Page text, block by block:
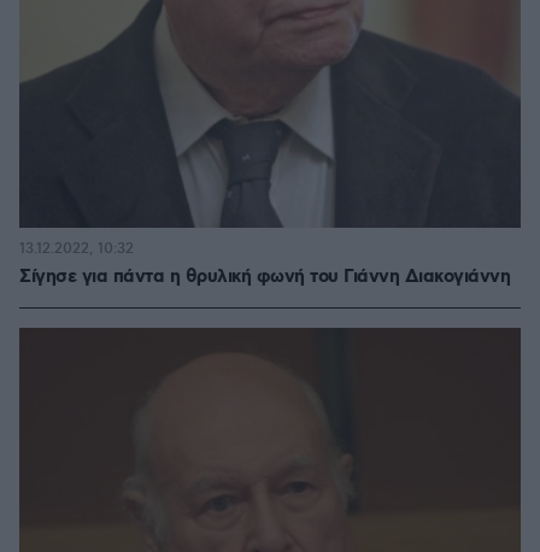
Σίγησε για πάντα η θρυλική φωνή του Γιάννη Διακογιάννη
13.12.2022, 10:32